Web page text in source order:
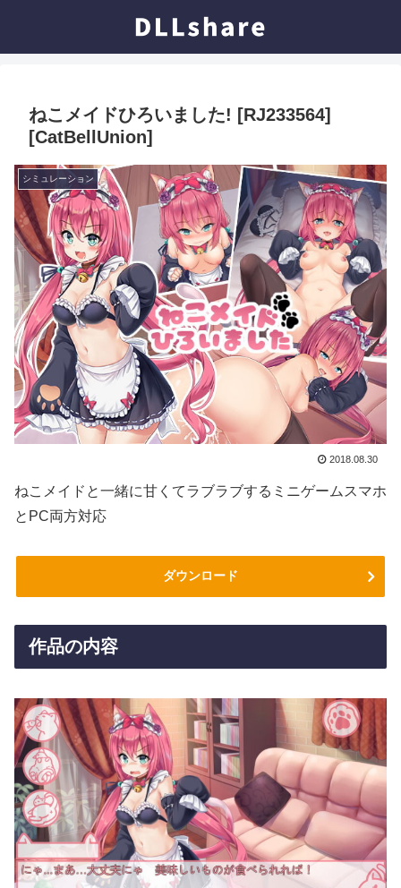
ねこメイドひろいました! [RJ233564]
[CatBellUnion]
シミュレーション
2018.08.30
ねこメイドと一緒に甘くてラブラブするミニゲームスマホ
とPC両方対応
ダウンロード
作品の内容